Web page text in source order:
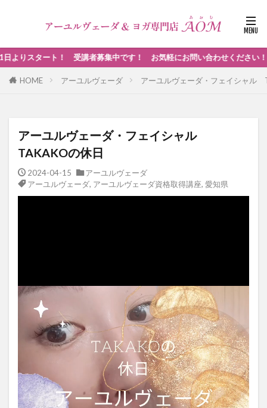
ート！ 受講者募集中です！ お気軽にお問い合わせください！
HOME アーユルヴェーダ アーユルヴェーダ・フェイシャル
アーユルヴェーダ・フェイシャル
TAKAKOの休日
2024-04-15
アーユルヴェーダ
アーユルヴェーダ, アーユルヴェーダ資格取得講座, 愛知県